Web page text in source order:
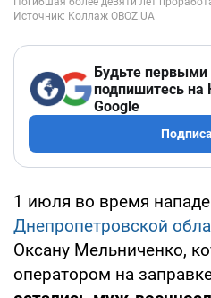
Будьте первыми
подпишитесь на
Google
1 июля во время
Днепропетровской
Оксану Мельниченко,
оператором на